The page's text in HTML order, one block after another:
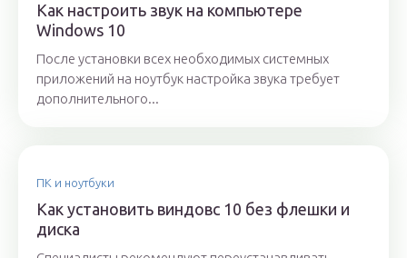
Как настроить звук на компьютере
Windows 10
После установки всех необходимых системных
приложений на ноутбук настройка звука требует
дополнительного...
ПК и ноутбуки
Как установить виндовс 10 без флешки и
диска